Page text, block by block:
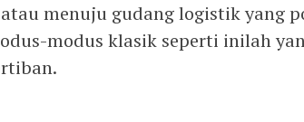
menuju gudang logistik yang
modus klasik seperti inilah